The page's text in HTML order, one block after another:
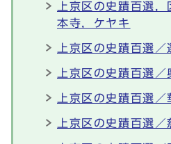
上京区の史蹟百選
本寺，ケヤキ
上京区の史蹟百選／
上京区の史蹟百選
上京区の史蹟百選／
上京区の史蹟百選／